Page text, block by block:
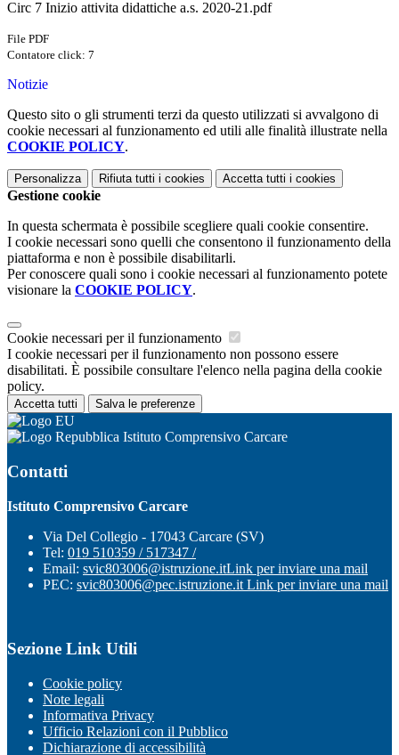
Circ 7 Inizio attivita didattiche a.s. 2020-21.pdf
File PDF
Contatore click: 7
Notizie
Questo sito o gli strumenti terzi da questo utilizzati si avvalgono di
cookie necessari al funzionamento ed utili alle finalità illustrate nella
COOKIE POLICY.
Personalizza Rifiuta tutti i cookies Accetta tutti i cookies
Gestione cookie
In questa schermata è possibile scegliere quali cookie consentire.
I cookie necessari sono quelli che consentono il funzionamento della
piattaforma e non è possibile disabilitarli.
Per conoscere quali sono i cookie necessari al funzionamento potete
visionare la COOKIE POLICY.
Cookie necessari per il funzionamento
I cookie necessari per il funzionamento non possono essere
disabilitati. È possibile consultare l'elenco nella pagina della cookie
policy.
Accetta tutti Salva le preferenze
Istituto Comprensivo Carcare
Contatti
Istituto Comprensivo Carcare
Via Del Collegio - 17043 Carcare (SV)
Tel: 019 510359 / 517347 /
Email: svic803006@istruzione.itLink per inviare una mail
PEC: svic803006@pec.istruzione.it Link per inviare una mail
Sezione Link Utili
Cookie policy
Note legali
Informativa Privacy
Ufficio Relazioni con il Pubblico
Dichiarazione di accessibilità